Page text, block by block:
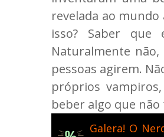
revelada ao
isso? Saber
Naturalmente
pessoas agirem.
próprios
beber algo que
Galera! O